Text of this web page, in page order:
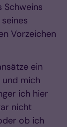
Schweins
Vorzeichen
ein
mich
ich hier
nicht
ob ich